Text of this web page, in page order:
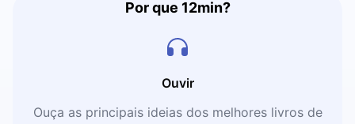
Por que 12min?
Ouvir
Ouça as principais ideias dos melhores livros de